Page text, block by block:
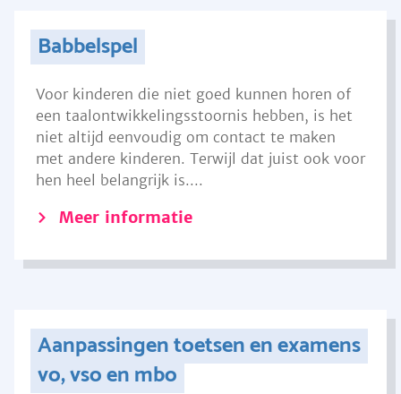
Babbelspel
Voor kinderen die niet goed kunnen horen of
een taalontwikkelingsstoornis hebben, is het
niet altijd eenvoudig om contact te maken
met andere kinderen. Terwijl dat juist ook voor
hen heel belangrijk is....
Meer informatie
Aanpassingen toetsen en examens
vo, vso en mbo